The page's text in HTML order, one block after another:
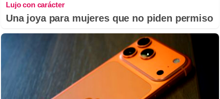
Lujo con carácter
Una joya para mujeres que no piden permiso